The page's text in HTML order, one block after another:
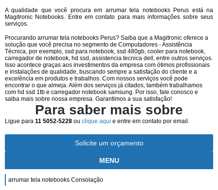
A qualidade que você procura em arrumar tela notebooks Perus está na
Magitronic Notebooks. Entre em contato para mais informações sobre seus
serviços.
Procurando arrumar tela notebooks Perus? Saiba que a Magitronic oferece a
solução que você precisa no segmento de Computadores - Assistência
Técnica, por exemplo, ssd para notebook, ssd 480gb, cooler para notebook,
carregador de notebook, hd ssd, assistencia tecnica dell, entre outros serviços.
Isso acontece graças aos investimentos da empresa com ótimos profissionais
e instalações de qualidade, buscando sempre a satisfação do cliente e a
excelência em produtos e trabalhos. Com nossos serviços você pode
encontrar o que almeja. Além dos serviços já citados, também trabalhamos
com hd ssd 1tb e carregador notebook samsung. Por isso, fale conosco e
saiba mais sobre nossa empresa. Garantimos a sua satisfação!
Para saber mais sobre
Ligue para 11 5052-5228 ou clique aqui e entre em contato por email.
Solicite um orçamento
MENU
arrumar tela notebooks Consolação